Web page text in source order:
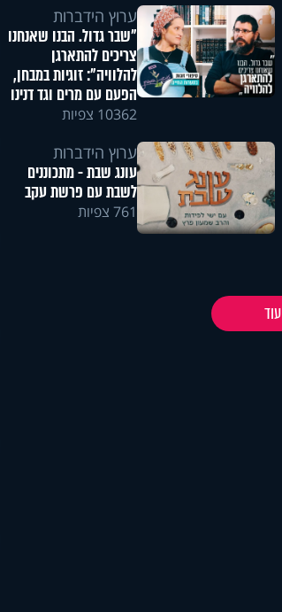
ערוץ הידברות
"שבר גדול. הבנו שאנחנו
צריכים להתארגן
להלוויה": זוגיות במבחן,
הפעם עם מרים וגד דנינו
10362 צפיות
ערוץ הידברות
עונג שבת - מתכוננים
לשבת עם פרשת עקב
761 צפיות